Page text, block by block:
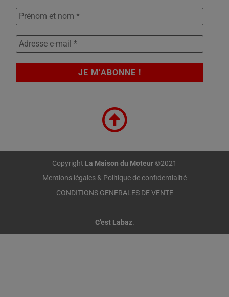
Copyright La Maison du Moteur©2021
Mentions légales & Politique de confidentialité
CONDITIONS GENERALES DE VENTE
C’est Labaz.